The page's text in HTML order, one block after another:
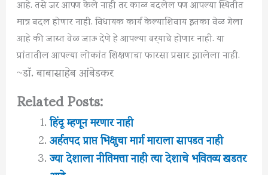
मात्र बदल होणार नाही. विधायक कार्य केल्याशिवाय इतका वेळ गेला
आहे की जास्त वेळ जाऊ देणे हे आपल्या बर्‍याचे होणार नाही. या
प्रांतातील आपल्या लोकांत शिक्षणाचा फारसा प्रसार झालेला नाही.
~डॉ. बाबासाहेब आंबेडकर
Related Posts:
हिंदू म्हणून मरणार नाही
अर्हतपद प्राप्त भिक्षुचा मार्ग माराला सापडत नाही
ज्या देशाला नीतिमत्ता नाही त्या देशाचे भवितव्य खडतर